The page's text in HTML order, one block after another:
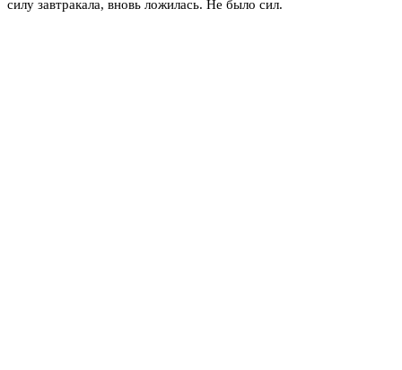
силу завтракала, вновь ложилась. Не было сил.